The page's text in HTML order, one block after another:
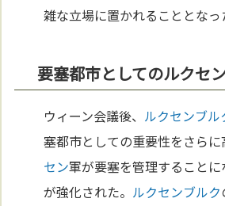
雑な立場に置かれることとなっ
要塞都市としてのルクセ
ウィーン会議後、 ルクセンブル
塞都市としての重要性をさら
セン軍が要塞を管理すること
が強化された。 ルクセンブルク